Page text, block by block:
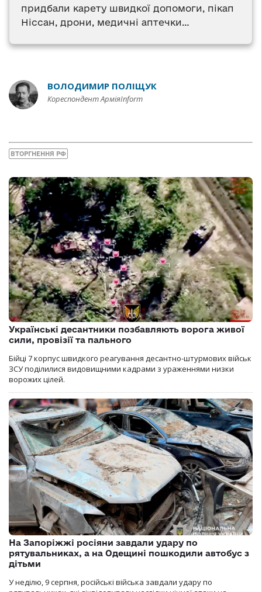
придбали карету швидкої допомоги, пікап
Ніссан, дрони, медичні аптечки…
ВОЛОДИМИР ПОЛІЩУК
Кореспондент АрміяInform
ВТОРГНЕННЯ РФ
Українські десантники позбавляють ворога живої
сили, провізії та пального
Бійці 7 корпус швидкого реагування десантно-штурмових військ
ЗСУ поділилися видовищними кадрами з ураженнями низки
ворожих цілей.
На Запоріжжі росіяни завдали удару по
рятувальниках, а на Одещині пошкодили автобус з
дітьми
У неділю, 9 серпня, російські війська завдали удару по